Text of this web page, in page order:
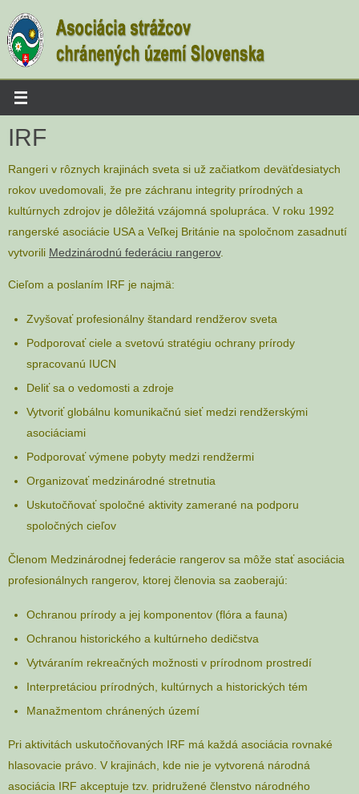
to
content
IRF
Rangeri v rôznych krajinách sveta si už začiatkom deväťdesiatych
rokov uvedomovali, že pre záchranu integrity prírodných a
kultúrnych zdrojov je dôležitá vzájomná spolupráca. V roku 1992
rangerské asociácie USA a Veľkej Británie na spoločnom zasadnutí
vytvorili Medzinárodnú federáciu rangerov.
Cieľom a poslaním IRF je najmä:
Zvyšovať profesionálny štandard rendžerov sveta
Podporovať ciele a svetovú stratégiu ochrany prírody
spracovanú IUCN
Deliť sa o vedomosti a zdroje
Vytvoriť globálnu komunikačnú sieť medzi rendžerskými
asociáciami
Podporovať výmene pobyty medzi rendžermi
Organizovať medzinárodné stretnutia
Uskutočňovať spoločné aktivity zamerané na podporu
spoločných cieľov
Členom Medzinárodnej federácie rangerov sa môže stať asociácia
profesionálnych rangerov, ktorej členovia sa zaoberajú:
Ochranou prírody a jej komponentov (flóra a fauna)
Ochranou historického a kultúrneho dedičstva
Vytváraním rekreačných možnosti v prírodnom prostredí
Interpretáciou prírodných, kultúrnych a historických tém
Manažmentom chránených území
Pri aktivitách uskutočňovaných IRF má každá asociácia rovnaké
hlasovacie právo. V krajinách, kde nie je vytvorená národná
asociácia IRF akceptuje tzv. pridružené členstvo národného